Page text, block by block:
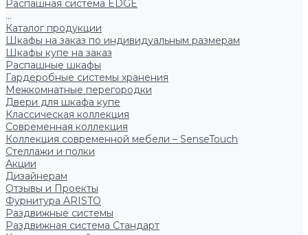
Распашная система EDGE
...
Каталог продукции
Шкафы на заказ по индивидуальным размерам
Шкафы купе на заказ
Распашные шкафы
Гардеробные системы хранения
Межкомнатные перегородки
Двери для шкафа купе
Классическая коллекция
Современная коллекция
Коллекция современной мебели – SenseTouch
Стеллажи и полки
Акции
Дизайнерам
Отзывы и Проекты
Фурнитура ARISTO
Раздвижные системы
Раздвижная система Стандарт